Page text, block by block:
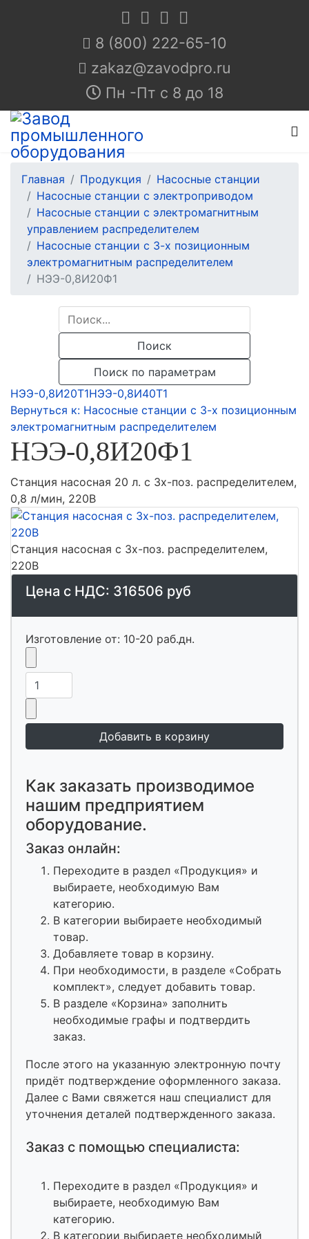
8 (800) 222-65-10
Пн -Пт с 8 до 18
Главная Продукция
Насосные станции
Насосные станции с электроприводом
Насосные станции с электромагнитным
управлением распределителем
Насосные станции с 3-х позиционным
электромагнитным распределителем
НЭЭ-0,8И20Ф1
Поиск
Поиск по параметрам
НЭЭ-0,8И20Т1НЭЭ-0,8И40Т1
Вернуться к: Насосные станции с 3-х позиционным
электромагнитным распределителем
НЭЭ-0,8И20Ф1
Станция насосная 20 л. с 3х-поз. распределителем,
0,8 л/мин, 220В
Станция насосная с 3х-поз. распределителем,
220В
Цена с НДС: 316506 руб
Изготовление от: 10-20 раб.дн.
Как заказать производимое
нашим предприятием
оборудование.
Заказ онлайн:
Переходите в раздел «Продукция» и
выбираете, необходимую Вам
категорию.
В категории выбираете необходимый
товар.
Добавляете товар в корзину.
При необходимости, в разделе «Собрать
комплект», следует добавить товар.
В разделе «Корзина» заполнить
необходимые графы и подтвердить
заказ.
После этого на указанную электронную почту
придёт подтверждение оформленного заказа.
Далее с Вами свяжется наш специалист для
уточнения деталей подтвержденного заказа.
Заказ с помощью специалиста:
Переходите в раздел «Продукция» и
выбираете, необходимую Вам
категорию.
В категории выбираете необходимый